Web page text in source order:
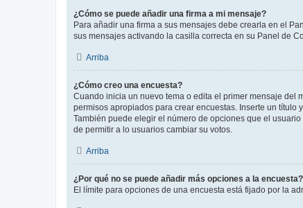
¿Cómo se puede añadir una firma a mi mensaje?
Para añadir una firma a sus mensajes debe crearla en el
sus mensajes activando la casilla correcta en su Panel de
Arriba
¿Cómo creo una encuesta?
Cuando inicia un nuevo tema o edita el primer mensaje del
permisos apropiados para crear encuestas. Inserte un
También puede elegir el número de opciones que el
de permitir a lo usuarios cambiar su votos.
Arriba
¿Por qué no se puede añadir más opciones a la encuesta?
El límite para opciones de una encuesta está fijado por la